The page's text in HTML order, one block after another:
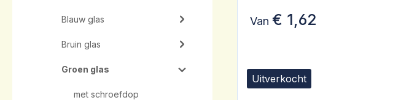
Blauw glas
Bruin glas
Groen glas
met schroefdop
Uitverkocht
Van € 1,62